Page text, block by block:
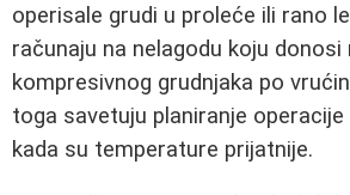
operisale grudi u proleće ili rano
računaju na nelagodu koju donosi
kompresivnog grudnjaka po
toga savetuju planiranje
kada su temperature prijatnije.